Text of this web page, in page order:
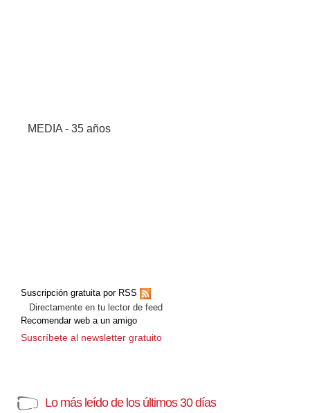
MEDIA - 35 años
Suscripción gratuita por RSS
Directamente en tu lector de feed
Recomendar web a un amigo
Suscríbete al newsletter gratuito
Lo más leído de los últimos 30 días